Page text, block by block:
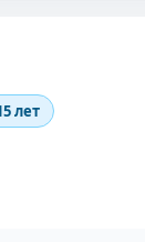
лет